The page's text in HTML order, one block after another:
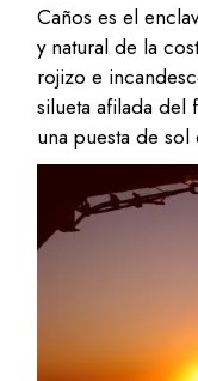
Caños es el
y natural de la
rojizo e
silueta afilada del
una puesta de sol